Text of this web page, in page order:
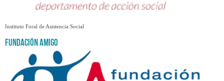
Instituto Foral de Asistencia Social
Fundación Amigo